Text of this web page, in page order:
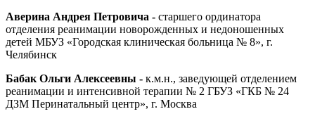
Аверина Андрея Петровича - старшего ординатора
отделения реанимации новорожденных и недоношенных
детей МБУЗ «Городская клиническая больница № 8», г.
Челябинск
Бабак Ольги Алексеевны - к.м.н., заведующей отделением
реанимации и интенсивной терапии № 2 ГБУЗ «ГКБ № 24
ДЗМ Перинатальный центр», г. Москва